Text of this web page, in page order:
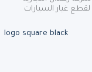
السيارات